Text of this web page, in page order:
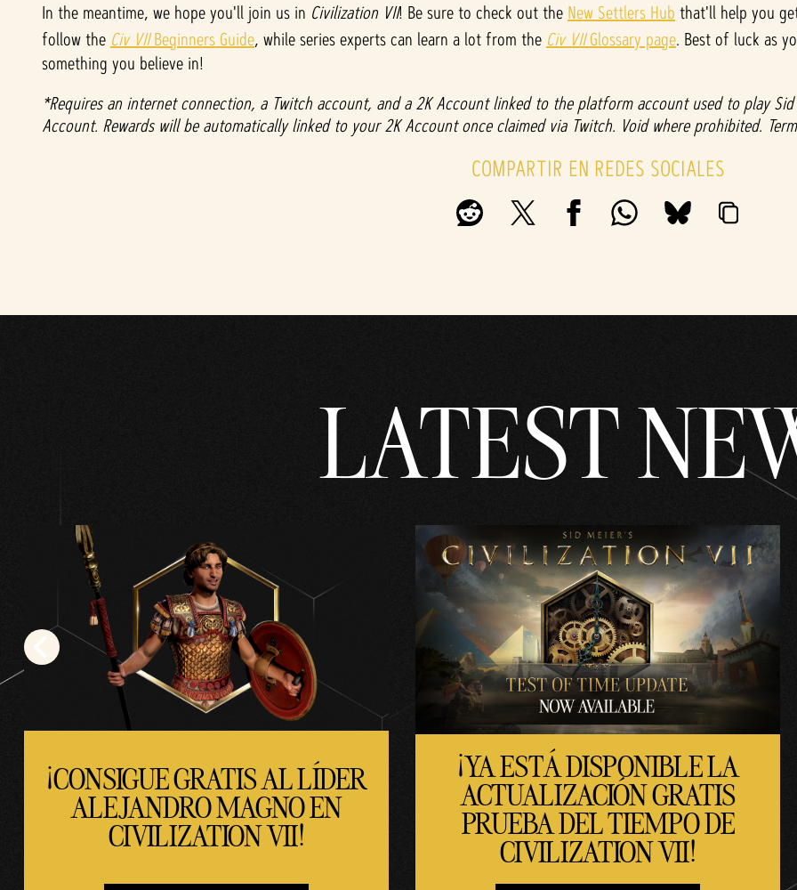
l
a
y
y
de
priva
cida
d de
YouT
fere
de
dato
s a
In the meantime, we hope you'll join us in Civilization VII! Be sure to check out the New Settlers Hub that'll help you
follow the Civ VIIBeginners Guide, while series experts can learn a lot from the Civ VIIGlossary page. Best of luck as
something you believe in!
*Requires an internet connection, a Twitch account, and a 2K Account linked to the platform account used to play
Account. Rewards will be automatically linked to your 2K Account once claimed via Twitch. Void where prohibited.
COMPARTIR EN REDES SOCIALES
LATEST
¡CONSIGUE GRATIS AL LÍDER
ALEJANDRO MAGNO EN
CIVILIZATION VII!
¡YA ESTÁ DISPONIBLE LA
ACTUALIZACIÓN GRATIS
PRUEBA DEL TIEMPO DE
CIVILIZATION VII!